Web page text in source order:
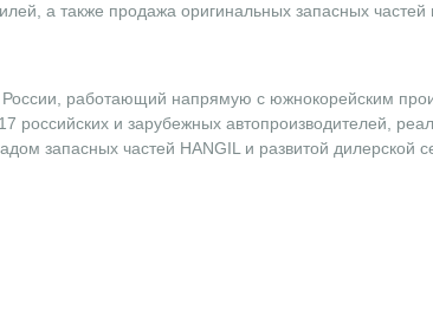
а также продажа оригинальных запасных частей
работающий напрямую с южнокорейским
и зарубежных автопроизводителей,
запасных частей HANGIL и развитой